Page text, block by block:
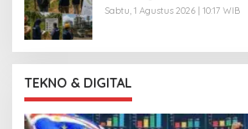
Sabtu, 1 Agustus 2026 | 10:17 WIB
TEKNO & DIGITAL